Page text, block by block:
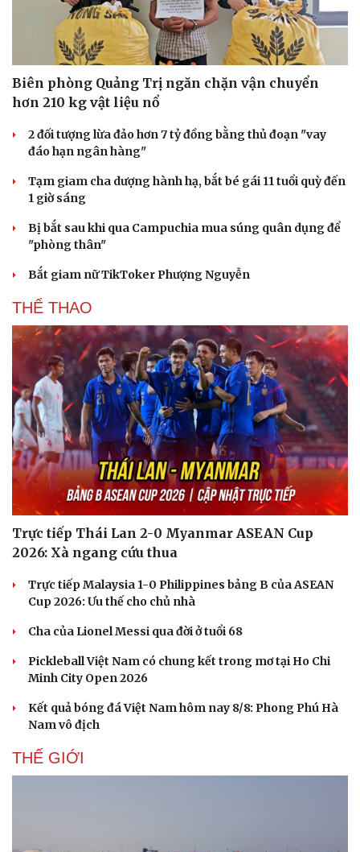
Tư vấn
Săn Tour
check-in
Câu chuyện thời sự
Cửa sổ tình yêu
Kể chuyện cho bé
Biên phòng Quảng Trị ngăn chặn vận chuyển
hơn 210 kg vật liệu nổ
2 đối tượng lừa đảo hơn 7 tỷ đồng bằng thủ đoạn "vay
đáo hạn ngân hàng"
Tạm giam cha dượng hành hạ, bắt bé gái 11 tuổi quỳ đến
1 giờ sáng
Bị bắt sau khi qua Campuchia mua súng quân dụng để
"phòng thân"
Bắt giam nữ TikToker Phượng Nguyễn
THỂ THAO
Trực tiếp Thái Lan 2-0 Myanmar ASEAN Cup
2026: Xà ngang cứu thua
Trực tiếp Malaysia 1-0 Philippines bảng B của ASEAN
Cup 2026: Ưu thế cho chủ nhà
Cha của Lionel Messi qua đời ở tuổi 68
Pickleball Việt Nam có chung kết trong mơ tại Ho Chi
Minh City Open 2026
Kết quả bóng đá Việt Nam hôm nay 8/8: Phong Phú Hà
Nam vô địch
THẾ GIỚI